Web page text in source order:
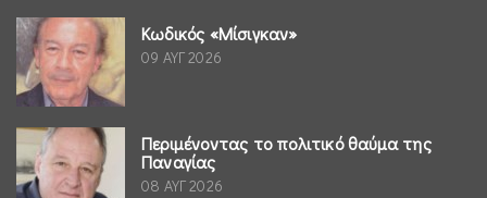
Κωδικός «Μίσιγκαν»
09 ΑΥΓ 2026
Περιμένοντας το πολιτικό θαύμα της
Παναγίας
08 ΑΥΓ 2026